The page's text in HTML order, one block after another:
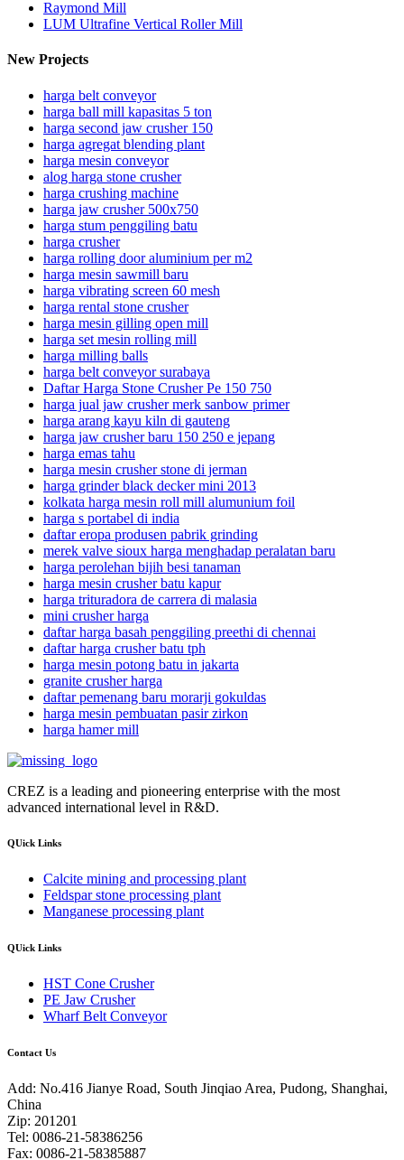
Raymond Mill
LUM Ultrafine Vertical Roller Mill
New Projects
harga belt conveyor
harga ball mill kapasitas 5 ton
harga second jaw crusher 150
harga agregat blending plant
harga mesin conveyor
alog harga stone crusher
harga crushing machine
harga jaw crusher 500x750
harga stum penggiling batu
harga crusher
harga rolling door aluminium per m2
harga mesin sawmill baru
harga vibrating screen 60 mesh
harga rental stone crusher
harga mesin gilling open mill
harga set mesin rolling mill
harga milling balls
harga belt conveyor surabaya
Daftar Harga Stone Crusher Pe 150 750
harga jual jaw crusher merk sanbow primer
harga arang kayu kiln di gauteng
harga jaw crusher baru 150 250 e jepang
harga emas tahu
harga mesin crusher stone di jerman
harga grinder black decker mini 2013
kolkata harga mesin roll mill alumunium foil
harga s portabel di india
daftar eropa produsen pabrik grinding
merek valve sioux harga menghadap peralatan baru
harga perolehan bijih besi tanaman
harga mesin crusher batu kapur
harga trituradora de carrera di malasia
mini crusher harga
daftar harga basah penggiling preethi di chennai
daftar harga crusher batu tph
harga mesin potong batu in jakarta
granite crusher harga
daftar pemenang baru morarji gokuldas
harga mesin pembuatan pasir zirkon
harga hamer mill
CREZ is a leading and pioneering enterprise with the most
advanced international level in R&D.
QUick Links
Calcite mining and processing plant
Feldspar stone processing plant
Manganese processing plant
QUick Links
HST Cone Crusher
PE Jaw Crusher
Wharf Belt Conveyor
Contact Us
Add: No.416 Jianye Road, South Jinqiao Area, Pudong, Shanghai,
China
Zip: 201201
Tel: 0086-21-58386256
Fax: 0086-21-58385887